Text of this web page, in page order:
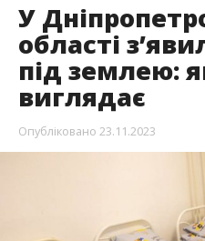
У
області
під землею:
виглядає
Опубліковано 23.11.2023